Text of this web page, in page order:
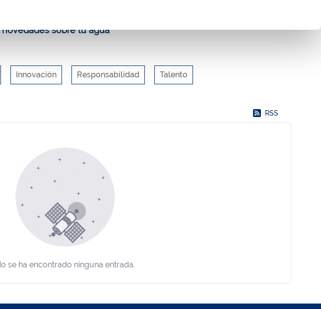
sobre tu agua
Innovación Responsabilidad Talento
RSS
se ha encontrado ninguna entrada.